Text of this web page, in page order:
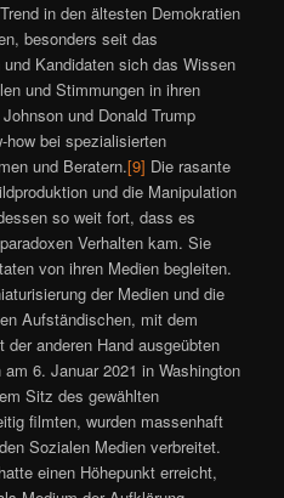
in den ältesten Demokratien
besonders seit das
Kandidaten sich das Wissen
und Stimmungen in ihren
und Donald Trump
how bei spezialisierten
und Beratern.[9] Die rasante
und die Manipulation
so weit fort, dass es
Verhalten kam. Sie
von ihren Medien begleiten.
der Medien und die
Aufständischen, mit dem
anderen Hand ausgeübten
6. Januar 2021 in Washington
Sitz des gewählten
filmten, wurden massenhaft
Sozialen Medien verbreitet.
einen Höhepunkt erreicht,